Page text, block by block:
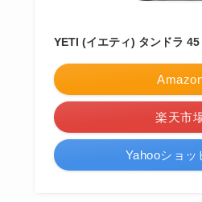
YETI (イエティ) タンドラ
楽天市
Yahooショッ